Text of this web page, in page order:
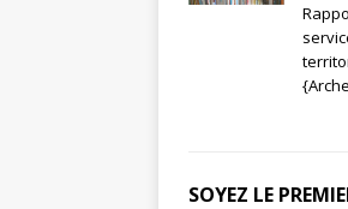
SOYEZ LE